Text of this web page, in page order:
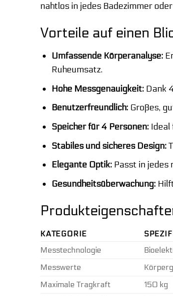
nahtlos in jedes Badezimmer
Vorteile auf einen
Umfassende Körperanalyse:
Ruheumsatz.
Hohe Messgenauigkeit:Dank
Benutzerfreundlich:Großes,
Speicher für 4 Personen:Ideal
Stabiles und sicheres Design:
Elegante Optik:Passt in jedes
Gesundheitsüberwachung:
KATEGORIE
Messtechnologie
Messwerte
Maximale Tragkraft
150 kg